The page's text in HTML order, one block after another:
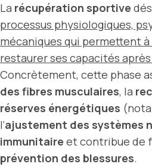
La récupération sportive
processus physiologiques,
mécaniques qui permettent
restaurer ses capacités
Concrètement, cette phase
des fibres musculaires, la
réserves énergétiques
l’ajustement des systèmes
immunitaire et contribue de
prévention des blessures.